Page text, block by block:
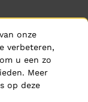
onze
verbeteren,
u een zo
Meer
op deze